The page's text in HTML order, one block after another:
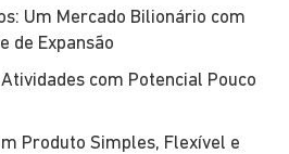
Um Mercado Bilionário com
de Expansão
com Potencial Pouco
Produto Simples, Flexível e